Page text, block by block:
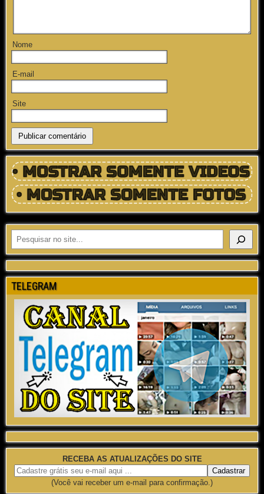
Nome
E-mail
Site
TELEGRAM
RECEBA AS ATUALIZAÇÕES DO SITE
(Você vai receber um e-mail para confirmação.)